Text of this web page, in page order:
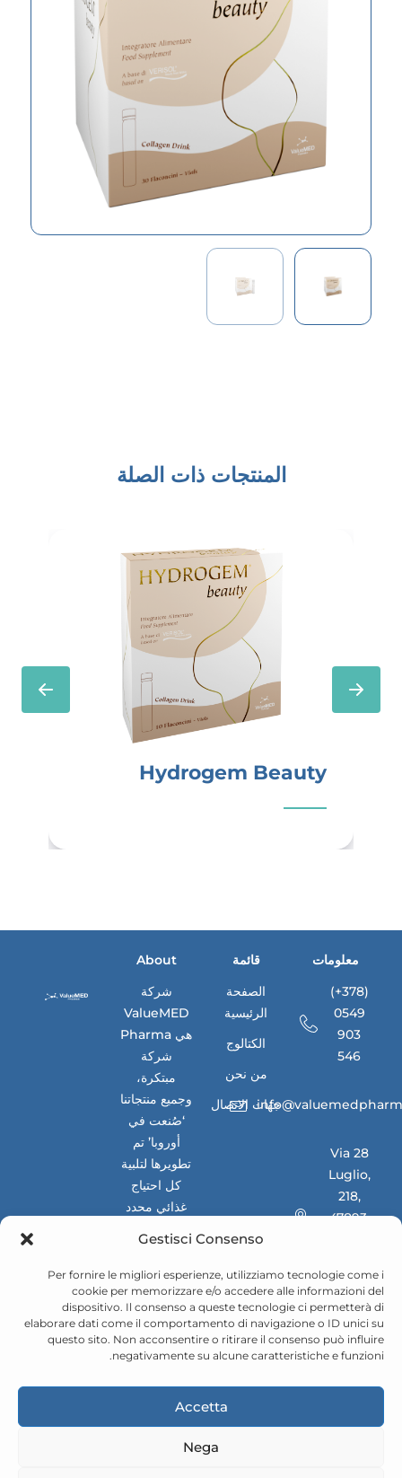
Gestisci Consenso
Per fornire le migliori esperienze, utilizziamo tecnologie come i
cookie per memorizzare e/o accedere alle informazioni del
dispositivo. Il consenso a queste tecnologie ci permetterà di
elaborare dati come il comportamento di navigazione o ID unici su
questo sito. Non acconsentire o ritirare il consenso può influire
negativamente su alcune caratteristiche e funzioni.
Accetta
Nega
المنتجات ذات الصلة
Hydrogem Beauty
About
شركة
ValueMED
Pharma هي
شركة
مبتكرة،
وجميع منتجاتنا
‘صُنعت في
أوروبا’ تم
تطويرها لتلبية
كل احتياج
غذائي محدد
والدولية
قائمة
الصفحة
الرئيسية
الكتالوج
من نحن
جهات الاتصال
معلومات
(+378)
0549
903
546
Via 28
Luglio,
218,
47893,
(RSM)